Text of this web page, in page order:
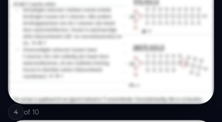
4 of 10